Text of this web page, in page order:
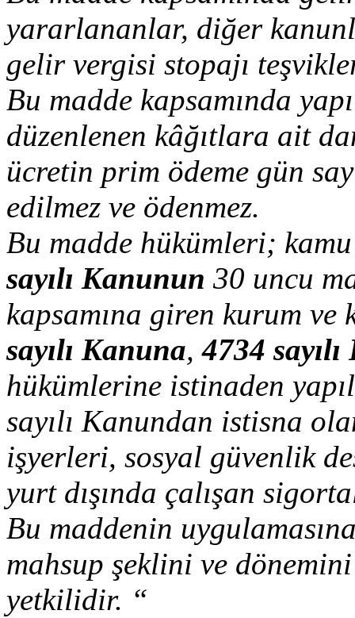
yararlananlar, diğer
gelir vergisi stopajı
Bu madde kapsamında
düzenlenen kâğıtlara ait
ücretin prim ödeme gün
edilmez ve ödenmez.
Bu madde hükümleri;
sayılı Kanunun 30 uncu
kapsamına giren kurum
sayılı Kanuna,4734
hükümlerine istinaden
sayılı Kanundan istisna
işyerleri, sosyal güvenlik
yurt dışında çalışan
Bu maddenin
mahsup şeklini ve
yetkilidir. “